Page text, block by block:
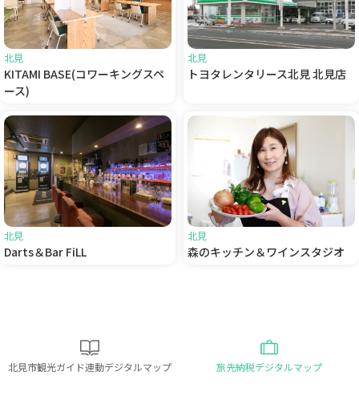
北見
KITAMI BASE(コワーキングスペ
ース)
北見
トヨタレンタリース北見 北見店
北見
Darts＆Bar FiLL
北見
森のキッチン＆ワインスタジオ
北見市観光ガイド連動デジタルマップ 旅先納税デジタルマップ